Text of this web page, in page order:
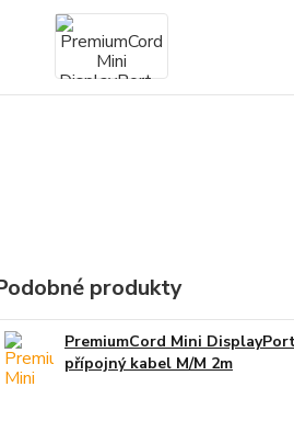
produkty
PremiumCord Mini
přípojný kabel M/M 2m